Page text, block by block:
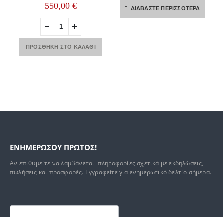
550,00€
ΠΡΟΣΘΉΚΗ ΣΤΟ ΚΑΛΆΘΙ
ΔΙΑΒΆΣΤΕ ΠΕΡΙΣΣΌΤΕΡΑ
ΕΝΗΜΕΡΩΣΟΥ ΠΡΩΤΟΣ!
Αν επιθυμείτε να λαμβάνεται πληροφορίες σχετικά με εκδηλώσεις,
πωλήσεις και προσφορές. Εγγραφείτε για ενημερωτικό δελτίο σήμερα.
mailchimp